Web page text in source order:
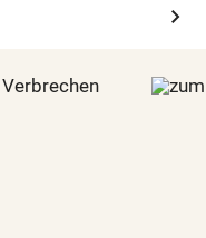
chevron_right